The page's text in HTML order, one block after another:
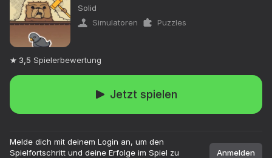
Solid
Simulatoren
Puzzles
3,5 Spielerbewertung
Jetzt spielen
Melde dich mit deinem Login an, um den
Spielfortschritt und deine Erfolge im Spiel zu
Anmelden